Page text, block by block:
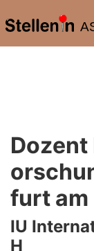
furt am
IU
H